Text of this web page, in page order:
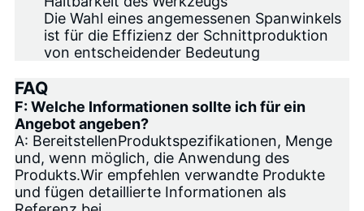
Die Wahl eines angemessenen Spanwinkels
ist für die Effizienz der Schnittproduktion
von entscheidender Bedeutung
FAQ
F: Welche Informationen sollte ich für ein
Angebot angeben?
A: BereitstellenProduktspezifikationen, Menge
und, wenn möglich, die Anwendung des
Produkts.Wir empfehlen verwandte Produkte
und fügen detaillierte Informationen als